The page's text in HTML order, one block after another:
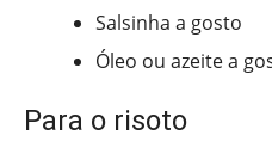
Salsinha a gosto
Óleo ou azeite a
Para o risoto